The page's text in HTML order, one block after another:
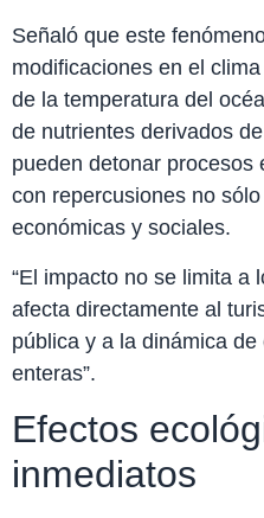
Señaló que este
modificaciones en el
de la temperatura del
de nutrientes derivados
pueden detonar procesos
con repercusiones no
económicas y sociales.
“El impacto no se limita a
afecta directamente al
pública y a la dinámica
enteras”.
Efectos
inmediatos